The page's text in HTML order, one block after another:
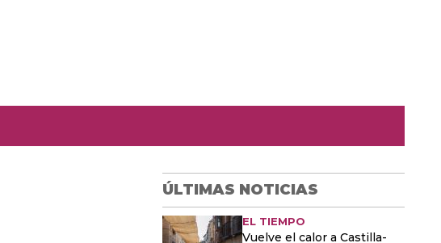
ÚLTIMAS NOTICIAS
EL TIEMPO
Vuelve el calor a Castilla-